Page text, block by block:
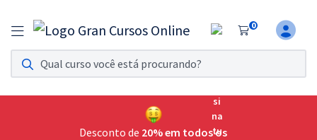
0
Assinatura Ilimitada 11
Acesso a todos os cursos. Teste grátis por 7 dias!
Assinatura OAB Até Passar
Acesso ilimitado a toda preparação para o Exame da
Desconto de 20% em todos os